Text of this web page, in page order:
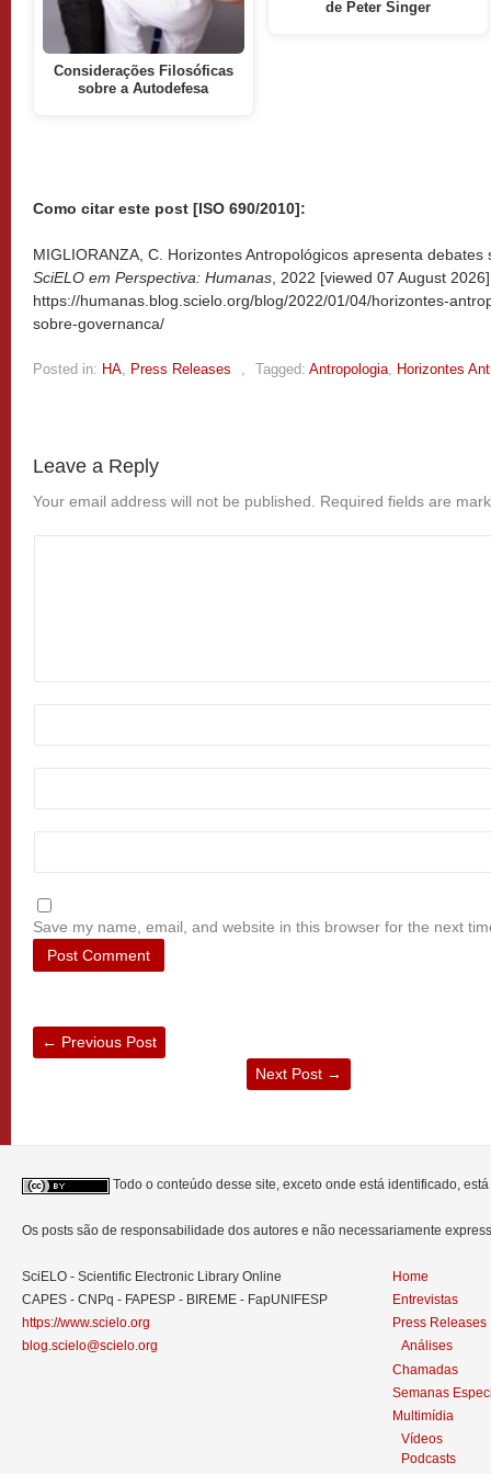
Considerações Filosóficas
sobre a Autodefesa
de Peter Singer
Como citar este post [ISO 690/2010]:
MIGLIORANZA, C. Horizontes Antropológicos apresenta
SciELO em Perspectiva: Humanas, 2022 [viewed 07 August
https://humanas.blog.scielo.org/blog/2022/01/04/horizontes-
sobre-governanca/
Posted in: HA, Press Releases , Tagged: Antropologia, Horizontes
Leave a Reply
Your email address will not be published. Required fields are
Save my name, email, and website in this browser for the next
← Previous Post
Next Post →
Todo o conteúdo desse site, exceto onde está identificado,
Os posts são de responsabilidade dos autores e não necessariamente
SciELO - Scientific Electronic Library Online
CAPES - CNPq - FAPESP - BIREME - FapUNIFESP
https://www.scielo.org
blog.scielo@scielo.org
Home
Entrevistas
Press Releases
Análises
Chamadas
Semanas
Multimídia
Vídeos
Podcasts